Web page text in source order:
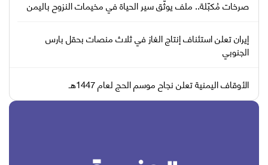
صرخات مُكبّلة.. ملف يوثّق سير الحياة في مخيمات النزوح باليمن
إيران تعلن استئناف إنتاج الغاز في ثلاث منصات بحقل بارس
الجنوبي
الأوقاف اليمنية تعلن نجاح موسم الحج لعام 1447هـ